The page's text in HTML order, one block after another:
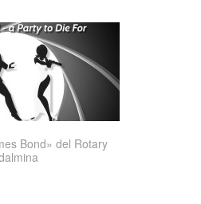
Bond» del Rotary